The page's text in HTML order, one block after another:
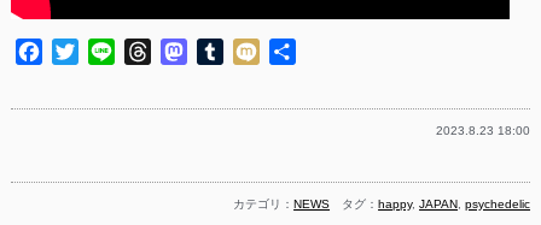
Facebook
TwitterLine ThreadsMastodon
Tumblr
Mixi
2023.8.23 18:00
カテゴリ：NEWS タグ：happy,JAPAN ,psychedelic